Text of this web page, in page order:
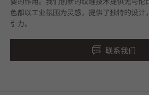
色都以工业氛围为灵感，提供了独特的设计
引力。
联系我们